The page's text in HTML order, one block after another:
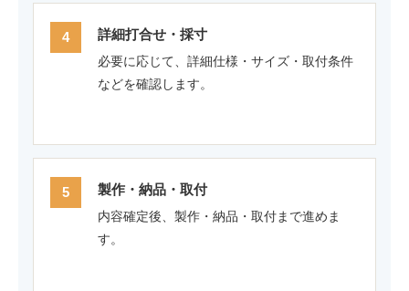
詳細打合せ・採寸
必要に応じて、詳細仕様・サイズ・取付条件
などを確認します。
製作・納品・取付
内容確定後、製作・納品・取付まで進めま
す。